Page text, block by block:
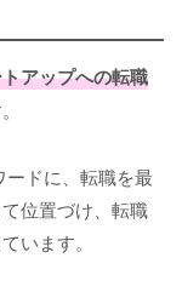
アップへの転職
ードに、転職を最
位置づけ、転職
います。